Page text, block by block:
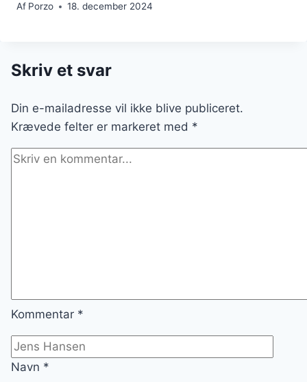
Af Porzo 18. december 2024
Skriv et svar
Din e-mailadresse vil ikke blive publiceret.
Krævede felter er markeret med *
Kommentar *
Navn *